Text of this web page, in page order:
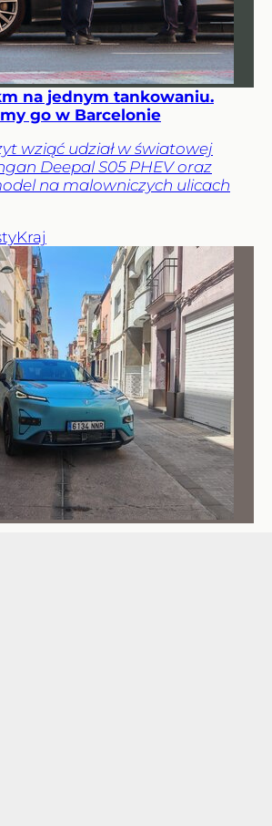
na jednym tankowaniu.
go w Barcelonie
wziąć udział w światowej
Deepal S05 PHEV oraz
na malowniczych ulicach
Kraj